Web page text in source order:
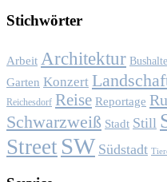
Stich­wör­ter
Arbeit Architektur
Garten Konzert
Reichesdorf Reise Reportage
Schwarzweiß Stadt Still
Street SW Südstadt